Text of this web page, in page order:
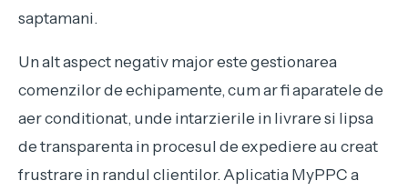
saptamani.
Un alt aspect negativ major este gestionarea
comenzilor de echipamente, cum ar fi aparatele de
aer conditionat, unde intarzierile in livrare si lipsa
de transparenta in procesul de expediere au creat
frustrare in randul clientilor. Aplicatia MyPPC a